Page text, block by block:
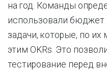
на год. Команды
использовали
задачи, которые, по
этим OKRs. Это
тестирование перед